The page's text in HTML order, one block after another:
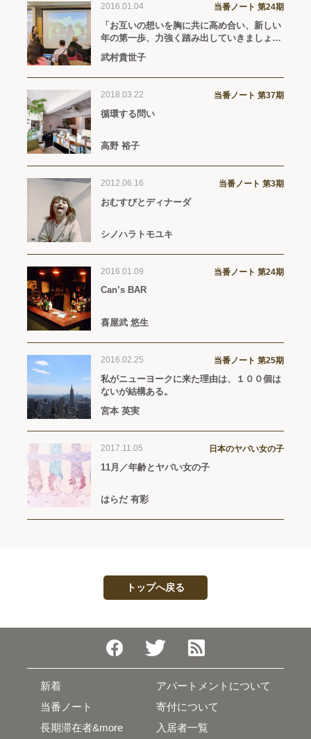
2016.01.04 当番ノート 第24期
「お互いの想いを胸に共に高め合い、新しい
年の第一歩、力強く踏み出していきましょ
う！」【MIYAVI「THE OTHERS」（2015年
4月15日リリース）】
武村貴世子
2018.03.22 当番ノート 第37期
循環する問い
高野 裕子
2012.06.16 当番ノート 第3期
おむすびとディナーダ
シノハラトモユキ
2016.01.09 当番ノート 第24期
Can’s BAR
喜屋武 悠生
2016.02.25 当番ノート 第25期
私がニューヨークに来た理由は、１００個は
ないが結構ある。
宮本 英実
2017.11.05 日本のヤバい女の子
11月／年齢とヤバい女の子
はらだ 有彩
トップへ戻る
新着
当番ノート
長期滞在者&more
アパートメントについて
寄付について
入居者一覧